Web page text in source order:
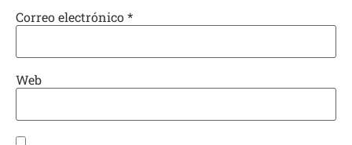
Correo electrónico*
Web